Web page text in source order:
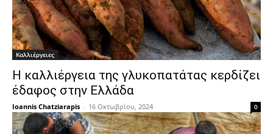
Καλλιέργειες
Η καλλιέργεια της γλυκοπατάτας κερδίζει
έδαφος στην Ελλάδα
Ioannis Chatziarapis - 16 Οκτωβρίου, 2024 0